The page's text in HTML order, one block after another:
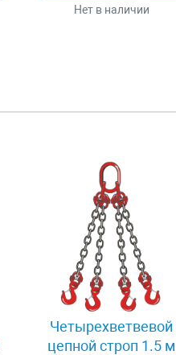
Нет в наличии
Четырехветвевой
цепной строп 1.5 м